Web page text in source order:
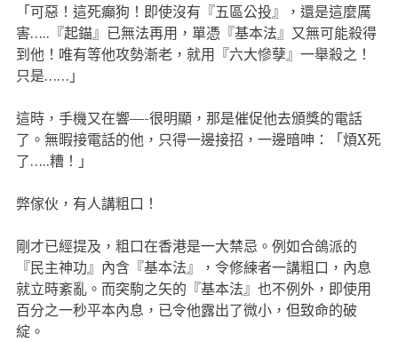
「可惡！這死癲狗！即使沒有『五區公投』，還是這麼厲
害…..『起錨』已無法再用，單憑『基本法』又無可能殺得
到他！唯有等他攻勢漸老，就用『六大慘孽』一舉殺之！
只是……」
這時，手機又在響—-很明顯，那是催促他去頒獎的電話
了。無暇接電話的他，只得一邊接招，一邊暗呻：「煩X死
了…..糟！」
弊傢伙，有人講粗口！
剛才已經提及，粗口在香港是一大禁忌。例如合鴿派的
『民主神功』內含『基本法』，令修練者一講粗口，內息
就立時紊亂。而突駒之矢的『基本法』也不例外，即使用
百分之一秒平本內息，已令他露出了微小，但致命的破
綻。